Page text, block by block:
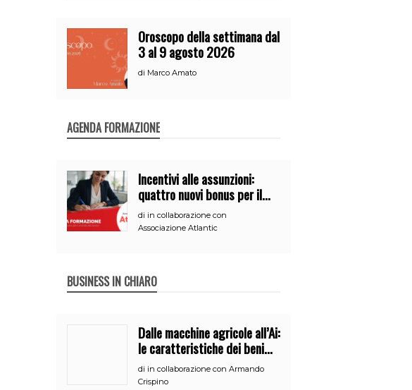
Oroscopo della settimana dal
3 al 9 agosto 2026
di Marco Amato
AGENDA FORMAZIONE
Incentivi alle assunzioni:
quattro nuovi bonus per il
2026
di in collaborazione con
Associazione Atlantic
BUSINESS IN CHIARO
Dalle macchine agricole all’Ai:
le caratteristiche dei beni
per accedere
all’iperammortamento
di in collaborazione con Armando
Crispino